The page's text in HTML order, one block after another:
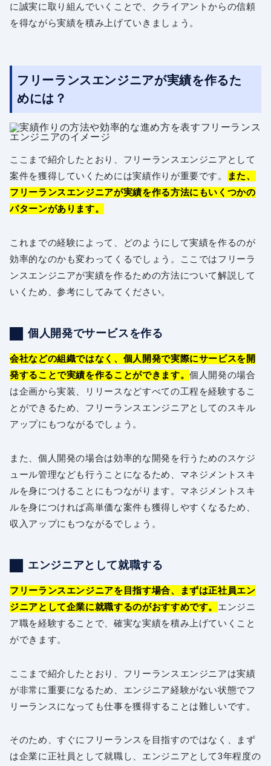
に誠実に取り組んでいくことで、クライアントからの信頼
を得ながら実績を積み上げていきましょう。
フリーランスエンジニアが実績を作るた
めには？
ここまで紹介したとおり、フリーランスエンジニアとして
案件を獲得していくためには実績作りが重要です。
また、
フリーランスエンジニアが実績を作る方法にもいくつかの
パターンがあります。
これまでの経験によって、どのようにして実績を作るのが
効率的なのかも変わってくるでしょう。ここではフリーラ
ンスエンジニアが実績を作るための方法について解説して
いくため、参考にしてみてください。
個人開発でサービスを作る
会社などの組織ではなく、個人開発で実際にサービスを開
発することで実績を作ることができます。個人開発の場合
は企画から実装、リリースなどすべての工程を経験するこ
とができるため、フリーランスエンジニアとしてのスキル
アップにもつながるでしょう。
また、個人開発の場合は効率的な開発を行うためのスケジ
ュール管理なども行うことになるため、マネジメントスキ
ルを身につけることにもつながります。マネジメントスキ
ルを身につければ高単価な案件も獲得しやすくなるため、
収入アップにもつながるでしょう。
エンジニアとして就職する
フリーランスエンジニアを目指す場合、まずは正社員エン
ジニアとして企業に就職するのがおすすめです。 エンジニ
ア職を経験することで、確実な実績を積み上げていくこと
ができます。
ここまで紹介したとおり、フリーランスエンジニアは実績
が非常に重要になるため、エンジニア経験がない状態でフ
リーランスになっても仕事を獲得することは難しいです。
そのため、すぐにフリーランスを目指すのではなく、まず
は企業に正社員として就職し、エンジニアとして3年程度の